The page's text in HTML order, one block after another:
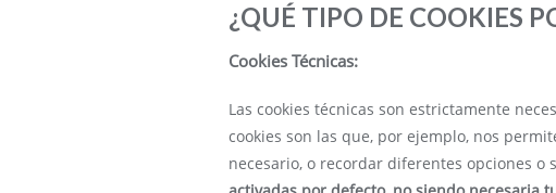
¿QUÉ TIPO DE COOKIES
Cookies Técnicas:
Las cookies técnicas son estrictamente
cookies son las que, por ejemplo, nos
necesario, o recordar diferentes opciones o